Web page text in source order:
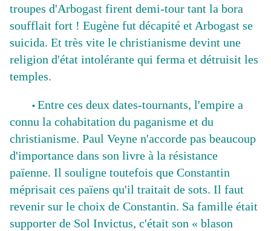
troupes d'Arbogast firent demi-tour tant la bora
soufflait fort ! Eugène fut décapité et Arbogast se
suicida. Et très vite le christianisme devint une
religion d'état intolérante qui ferma et détruisit les
temples.
• Entre ces deux dates-tournants, l'empire a
connu la cohabitation du paganisme et du
christianisme. Paul Veyne n'accorde pas beaucoup
d'importance dans son livre à la résistance
païenne. Il souligne toutefois que Constantin
méprisait ces païens qu'il traitait de sots. Il faut
revenir sur le choix de Constantin. Sa famille était
supporter de Sol Invictus, c'était son « blason